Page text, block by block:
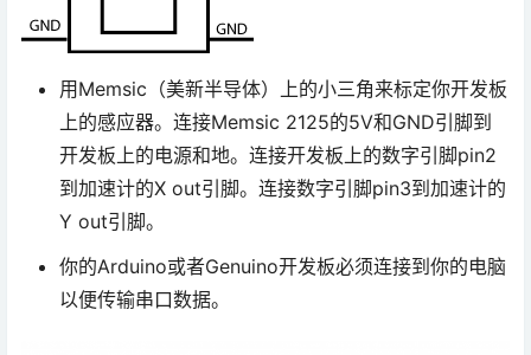
用Memsic（美新半导体）上的小三角来标定你开发板
上的感应器。连接Memsic 2125的5V和GND引脚到
开发板上的电源和地。连接开发板上的数字引脚pin2
到加速计的X out引脚。连接数字引脚pin3到加速计的
Y out引脚。
你的Arduino或者Genuino开发板必须连接到你的电脑
以便传输串口数据。